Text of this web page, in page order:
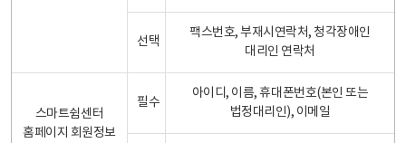
선택
팩스번호, 부재시연락처, 청각장애인
대리인 연락처
스마트쉼센터
홈페이지 회원정보
필수
아이디, 이름, 휴대폰번호(본인 또는
법정대리인), 이메일